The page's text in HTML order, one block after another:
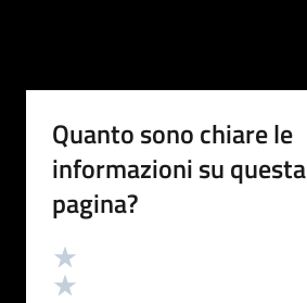
Quanto sono chiare le
informazioni su questa
pagina?
Valutazione